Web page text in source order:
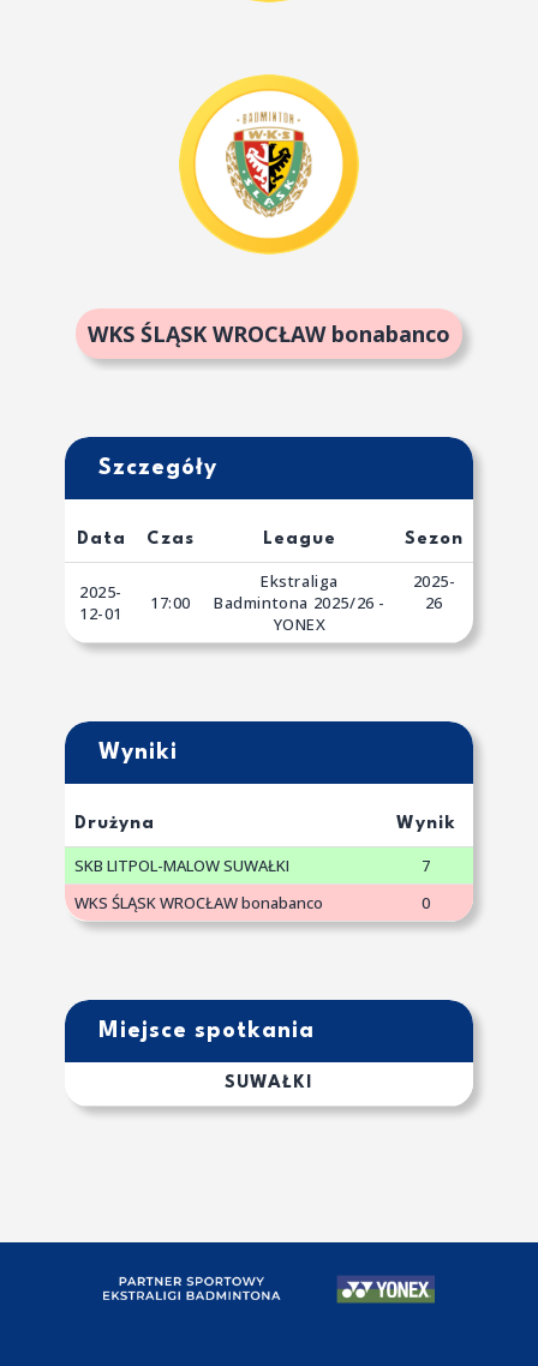
WKS ŚLĄSK WROCŁAW bonabanco
Szczegóły
Data Czas League Sezon
2025-
12-01
17:00
Ekstraliga
Badmintona 2025/26 -
YONEX
2025-
26
Wyniki
Drużyna Wynik
SKB LITPOL-MALOW SUWAŁKI
7
WKS ŚLĄSK WROCŁAW bonabanco
0
Miejsce spotkania
SUWAŁKI